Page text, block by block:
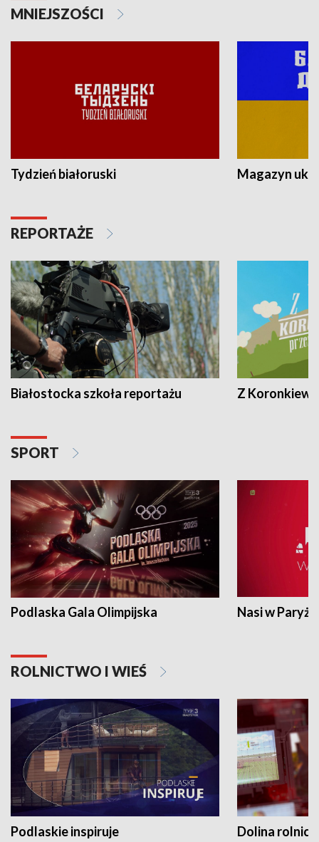
MNIEJSZOŚCI
Tydzień białoruski Magazyn
REPORTAŻE
Białostocka szkoła reportażu Z
SPORT
Podlaska Gala Olimpijska Nasi w Paryżu
ROLNICTWO I WIEŚ
Podlaskie inspiruje Dolina